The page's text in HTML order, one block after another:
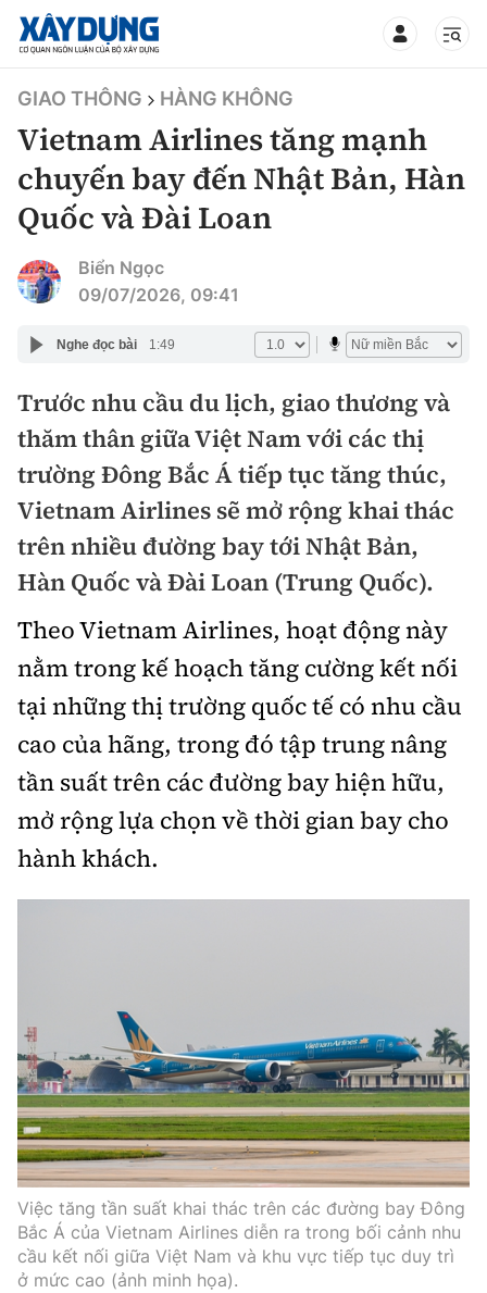
TIN BỘ XÂY DỰNG
CHUYÊN MỤC
Mới nhất
Thời sự
Chính trị
Xã hội
Chuyện dọc đường
Cải chính
Xây dựng
Chỉ đạo điều hành
Quy hoạch kiến trúc
Vật liệu xây dựng
Giám định chất lượng
Quản lý đô thị
Giao thông
Quản lý
Đường bộ
Hàng không
Đăng kiểm
Đường sắt tốc độ cao
Đường thủy
Hàng hải
Mời thầu - Đấu thầu
Thi viết về GTVT
Kinh tế
Thị trường
Tài chính
Chứng khoán
Bảo hiểm
Doanh nghiệp
Pháp luật
Thanh tra
An ninh hình sự
Điều tra
Pháp đình
Hỏi - Đáp
An toàn giao thông
Giao thông 24h
ATGT địa phương
Văn hóa giao thông
Chất lượng sống
Giáo dục
Y tế
Văn hóa - Giải Trí
Văn hóa
Showbiz
Thể thao
Hậu trường sao
360 độ thể thao
Sản phẩm mới
Tư vấn
Thời sự Quốc tế
Hồ sơ tài liệu
Thế giới giao thông
Thế giới xây dựng
Đi ++
Du lịch
Khám phá
Lối sống
Ẩm thực
Video
Thời sự
Khám phá
Camera giao thông
GIAO THÔNG HÀNG KHÔNG
Vietnam Airlines tăng mạnh
chuyến bay đến Nhật Bản, Hàn
Quốc và Đài Loan
Biển Ngọc
09/07/2026, 09:41
Nghe đọc bài 1:49
Trước nhu cầu du lịch, giao thương và
thăm thân giữa Việt Nam với các thị
trường Đông Bắc Á tiếp tục tăng thúc,
Vietnam Airlines sẽ mở rộng khai thác
trên nhiều đường bay tới Nhật Bản,
Hàn Quốc và Đài Loan (Trung Quốc).
Theo Vietnam Airlines, hoạt động này
nằm trong kế hoạch tăng cường kết nối
tại những thị trường quốc tế có nhu cầu
cao của hãng, trong đó tập trung nâng
tần suất trên các đường bay hiện hữu,
mở rộng lựa chọn về thời gian bay cho
hành khách.
Việc tăng tần suất khai thác trên các đường bay Đông
Bắc Á của Vietnam Airlines diễn ra trong bối cảnh nhu
cầu kết nối giữa Việt Nam và khu vực tiếp tục duy trì
ở mức cao (ảnh minh họa).